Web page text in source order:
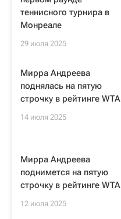
теннисного турнира в
Монреале
29 июля 2025
Мирра Андреева
поднялась на пятую
строчку в рейтинге WTA
14 июля 2025
Мирра Андреева
поднимется на пятую
строчку в рейтинге WTA
12 июля 2025